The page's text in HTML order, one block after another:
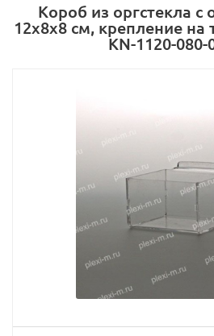
Короб из оргстекла с
12х8х8 см, крепление на
KN-1120-080-